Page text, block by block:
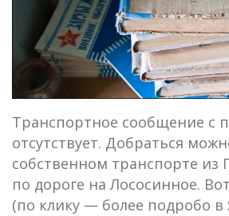
Транспортное сообщение с
отсутствует. Добраться
собственном транспорте из
по дороге на Лососинное.
(по клику — более подробо в